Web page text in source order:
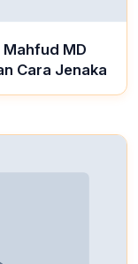
MD
Cara Jenaka